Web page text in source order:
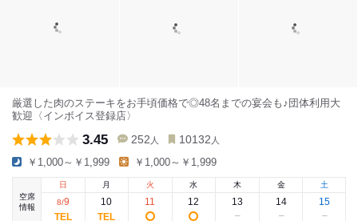
厳選した肉のステーキをお手頃価格で◎48名までの宴会も♪団体利用大
歓迎〈インボイス登録店〉
3.45 252 人 10132 人
￥1,000～￥1,999 ￥1,000～￥1,999
空席
情報
日
8/9
月
10
火
11
水
12
木
13
金
14
土
15